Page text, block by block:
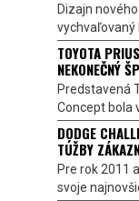
Dizajn
vychvaľovaný
TOYOTA
NEKONEČNÝ
Predstavená
Concept bola
DODGE
TÚŽBY
Pre rok 2011
svoje